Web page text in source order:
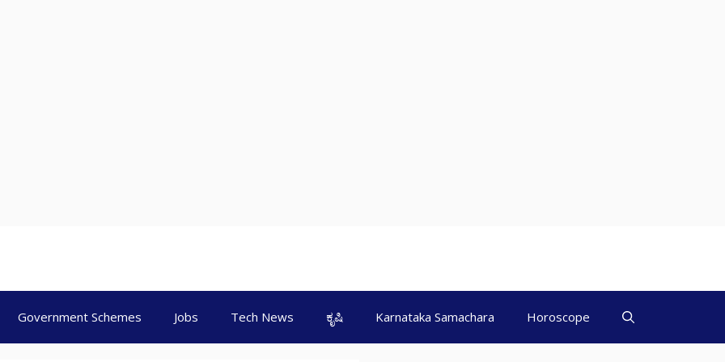
Government Schemes Jobs Tech News ಕೃಷಿ Karnataka Samachara Horoscope